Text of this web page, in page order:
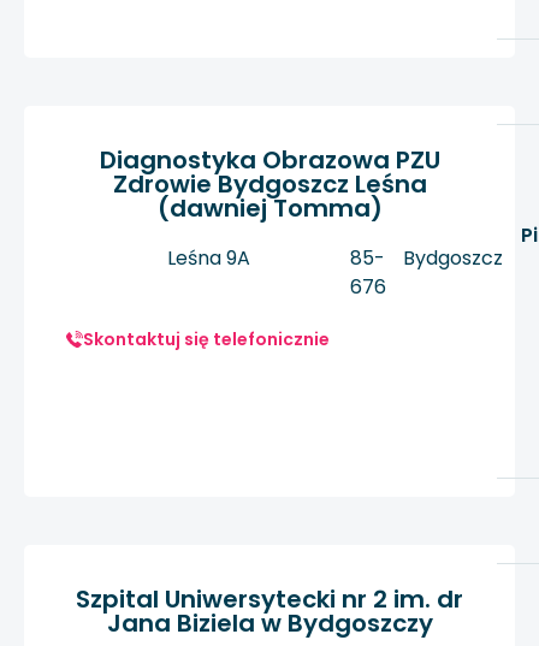
Diagnostyka Obrazowa PZU
Zdrowie Bydgoszcz Leśna
(dawniej Tomma)
Leśna 9A
85-
676
Bydgoszcz
Skontaktuj się telefonicznie
Szpital Uniwersytecki nr 2 im. dr
Jana Biziela w Bydgoszczy